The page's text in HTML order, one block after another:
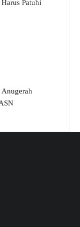
Patuhi